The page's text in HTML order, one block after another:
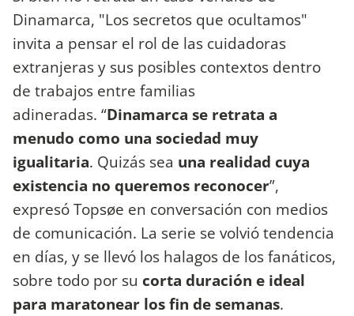
Dinamarca, "Los secretos que ocultamos"
invita a pensar el rol de las cuidadoras
extranjeras y sus posibles contextos dentro
de trabajos entre familias
adineradas. “Dinamarca se retrata a
menudo como una sociedad muy
igualitaria. Quizás sea una realidad cuya
existencia no queremos reconocer”,
expresó Topsøe en conversación con medios
de comunicación. La serie se volvió tendencia
en días, y se llevó los halagos de los fanáticos,
sobre todo por su corta duración e ideal
para maratonear los fin de semanas.